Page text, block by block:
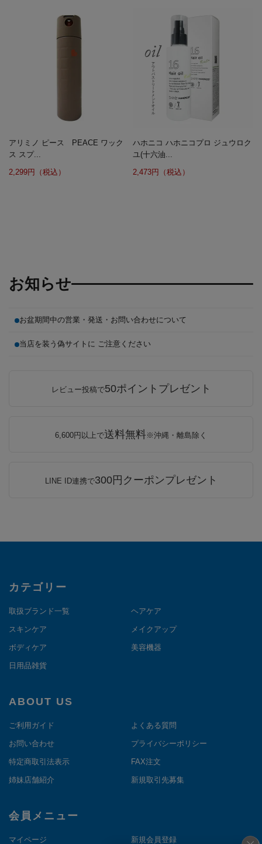
アリミノ ピース PEACE ワック
ス スプ...
2,299円（税込）
ハホニコ ハホニコプロ ジュウロク
ユ(十六油...
2,473円（税込）
お知らせ
お盆期間中の営業・発送・お問い合わせについて
当店を装う偽サイトに ご注意ください
レビュー投稿で50ポイントプレゼント
6,600円以上で送料無料※沖縄・離島除く
LINE ID連携で300円クーポンプレゼント
カテゴリー
取扱ブランド一覧 ヘアケア
スキンケア メイクアップ
ボディケア 美容機器
日用品雑貨
ABOUT US
ご利用ガイド よくある質問
お問い合わせ プライバシーポリシー
特定商取引法表示 FAX注文
姉妹店舗紹介 新規取引先募集
会員メニュー
マイページ 新規会員登録